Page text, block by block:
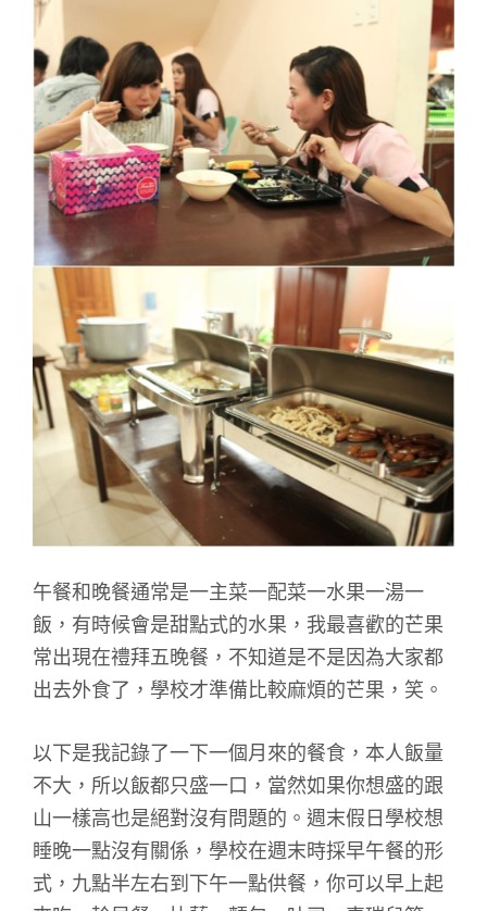
午餐和晚餐通常是一主菜一配菜一水果一湯一
飯，有時候會是甜點式的水果，我最喜歡的芒果
常出現在禮拜五晚餐，不知道是不是因為大家都
出去外食了，學校才準備比較麻煩的芒果，笑。
以下是我記錄了一下一個月來的餐食，本人飯量
不大，所以飯都只盛一口，當然如果你想盛的跟
山一樣高也是絕對沒有問題的。週末假日學校想
睡晚一點沒有關係，學校在週末時採早午餐的形
式，九點半左右到下午一點供餐，你可以早上起